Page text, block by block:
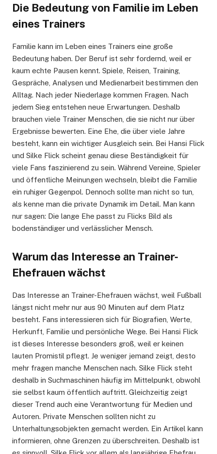
Die Bedeutung von Familie im Leben
eines Trainers
Familie kann im Leben eines Trainers eine große
Bedeutung haben. Der Beruf ist sehr fordernd, weil er
kaum echte Pausen kennt. Spiele, Reisen, Training,
Gespräche, Analysen und Medienarbeit bestimmen den
Alltag. Nach jeder Niederlage kommen Fragen. Nach
jedem Sieg entstehen neue Erwartungen. Deshalb
brauchen viele Trainer Menschen, die sie nicht nur über
Ergebnisse bewerten. Eine Ehe, die über viele Jahre
besteht, kann ein wichtiger Ausgleich sein. Bei Hansi Flick
und Silke Flick scheint genau diese Beständigkeit für
viele Fans faszinierend zu sein. Während Vereine, Spieler
und öffentliche Meinungen wechseln, bleibt die Familie
ein ruhiger Gegenpol. Dennoch sollte man nicht so tun,
als kenne man die private Dynamik im Detail. Man kann
nur sagen: Die lange Ehe passt zu Flicks Bild als
bodenständiger und verlässlicher Mensch.
Warum das Interesse an Trainer-
Ehefrauen wächst
Das Interesse an Trainer-Ehefrauen wächst, weil Fußball
längst nicht mehr nur aus 90 Minuten auf dem Platz
besteht. Fans interessieren sich für Biografien, Werte,
Herkunft, Familie und persönliche Wege. Bei Hansi Flick
ist dieses Interesse besonders groß, weil er keinen
lauten Promistil pflegt. Je weniger jemand zeigt, desto
mehr fragen manche Menschen nach. Silke Flick steht
deshalb in Suchmaschinen häufig im Mittelpunkt, obwohl
sie selbst kaum öffentlich auftritt. Gleichzeitig zeigt
dieser Trend auch eine Verantwortung für Medien und
Autoren. Private Menschen sollten nicht zu
Unterhaltungsobjekten gemacht werden. Ein Artikel kann
informieren, ohne Grenzen zu überschreiten. Deshalb ist